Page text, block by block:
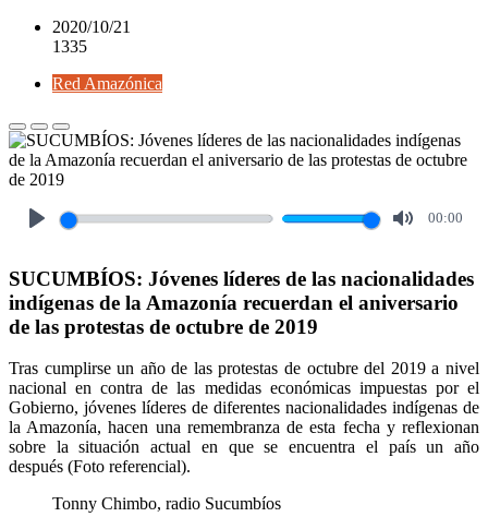
2020/10/21
1335
Red Amazónica
00:00
SUCUMBÍOS: Jóvenes líderes de las nacionalidades
indígenas de la Amazonía recuerdan el aniversario
de las protestas de octubre de 2019
Tras cumplirse un año de las protestas de octubre del 2019 a nivel
nacional en contra de las medidas económicas impuestas por el
Gobierno, jóvenes líderes de diferentes nacionalidades indígenas de
la Amazonía, hacen una remembranza de esta fecha y reflexionan
sobre la situación actual en que se encuentra el país un año
después (Foto referencial).
Tonny Chimbo, radio Sucumbíos